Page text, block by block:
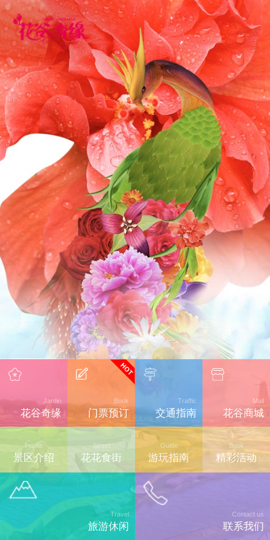
Jardin
花谷奇缘
Book
门票预订
Traffic
交通指南
Mall
花谷商城
Profile
景区介绍
Street
花花食街
Guide
游玩指南
Book
精彩活动
Travel
旅游休闲
Contact us
联系我们